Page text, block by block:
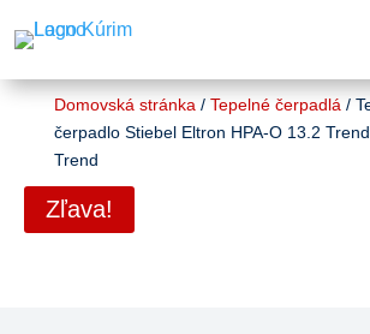
Domovská stránka / Tepelné čerpadlá /
čerpadlo Stiebel Eltron HPA-O 13.2
Trend
Zľava!